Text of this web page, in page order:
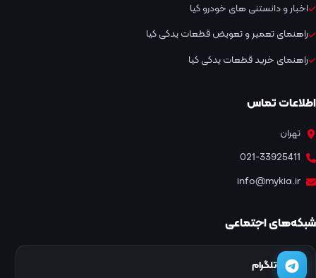
اخبار و دانستنی های خودرو کیا
راهنمای تعمیر و تعویض قطعات یدکی کیا
راهنمای خرید قطعات یدکی کیا
اطلاعات تماس
تهران
021-33925411
info@mykia.ir
شبکه‌های اجتماعی
تلگرام